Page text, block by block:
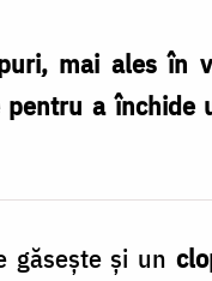
mai ales în
a închide
găsește și un